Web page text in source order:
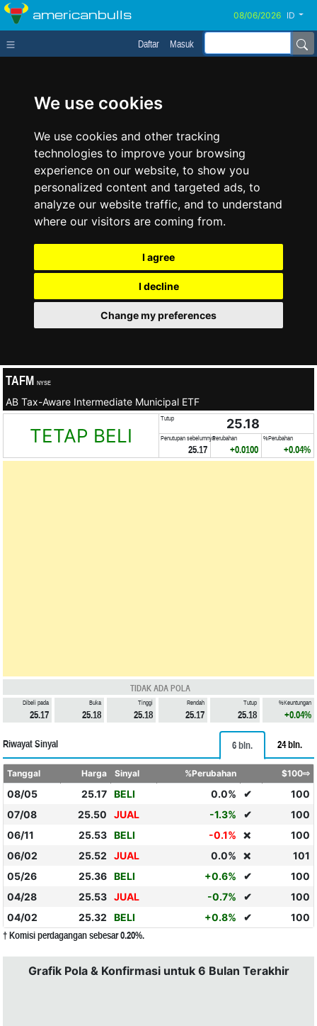
We use cookies
We use cookies and other tracking
technologies to improve your browsing
experience on our website, to show you
personalized content and targeted ads, to
analyze our website traffic, and to understand
where our visitors are coming from.
I agree
I decline
Change my preferences
americanbulls ID
Daftar Masuk
TAFM NYSE
AB Tax-Aware Intermediate Municipal ETF
TETAP BELI
Tutup 25.18
Penutupan sebelumnya
25.17
Perubahan
+0.0100
%Perubahan
+0.04%
TIDAK ADA POLA
Dibeli pada
25.17
Buka
25.18
Tinggi
25.18
Rendah
25.17
Tutup
25.18
%Keuntungan
+0.04%
Riwayat Sinyal 6 bln. 24 bln.
Tanggal Harga Sinyal %Perubahan $100⇨
08/05 25.17 BELI 0.0% ✔
100
07/08
25.50 JUAL -1.3% ✔
100
06/11
25.53 BELI -0.1% ❌
100
06/02
25.52 JUAL 0.0% ❌
101
05/26
25.36 BELI +0.6% ✔
100
04/28
25.53 JUAL -0.7% ✔
100
04/02
25.32 BELI +0.8% ✔ 100
† Komisi perdagangan sebesar 0.20%.
Grafik Pola & Konfirmasi untuk 6 Bulan Terakhir